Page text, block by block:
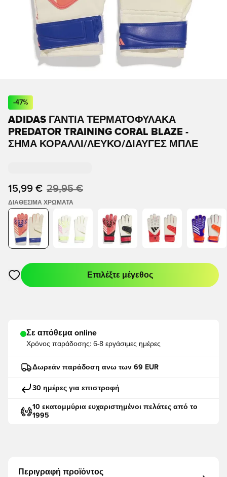
-47%
ADIDAS ΓΆΝΤΙΑ ΤΕΡΜΑΤΟΦΎΛΑΚΑ
PREDATOR TRAINING CORAL BLAZE -
ΣΉΜΑ ΚΟΡΆΛΛΙ/ΛΕΥΚΌ/ΔΙΑΥΓΈΣ ΜΠΛΕ
15,99 € 29,95 €
ΔΙΑΘΈΣΙΜΑ ΧΡΏΜΑΤΑ
Ανοίγει ένα Modal για να συνδεθείτε ή να εγγραφείτε ως
Επιλέξτε μέγεθος
Σε απόθεμα online
Χρόνος παράδοσης: 6-8 εργάσιμες ημέρες
Δωρεάν παράδοση ανω των 69 EUR
30 ημέρες για επιστροφή
10 εκατομμύρια ευχαριστημένοι πελάτες από το
1995
Περιγραφή προϊόντος